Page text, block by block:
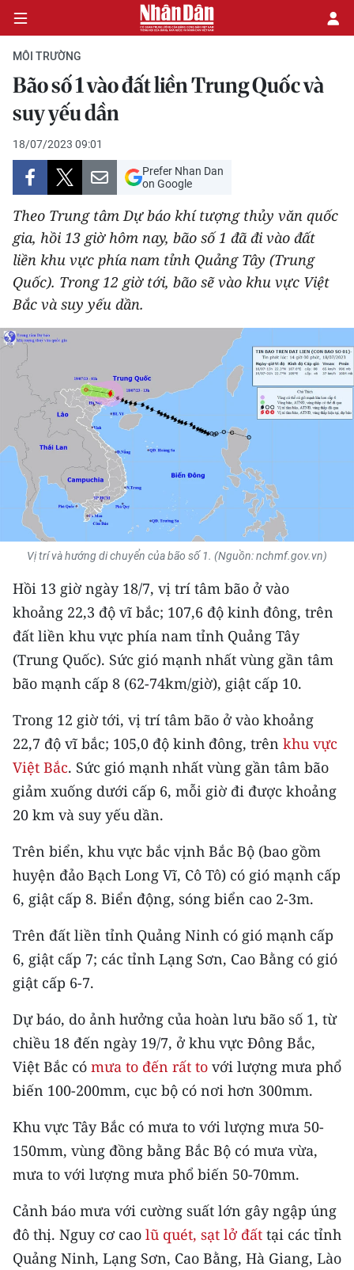
CHÍNH TRỊ
KINH TẾ
VĂN HÓA
XÃ HỘI
PHÁP LUẬT
DU LỊCH
THẾ GIỚI
THỂ THAO
GIÁO DỤC
Y TẾ
KHOA HỌC - CÔNG NGHỆ
MÔI TRƯỜNG
BẠN ĐỌC
KIỂM CHỨNG THÔNG TIN
TRI THỨC CHUYÊN SÂU
54 DÂN TỘC VIỆT NAM
CHƯƠNG TRÌNH OCOP - MỖI XÃ
MỘT SẢN PHẨM
RADIO
MEDIA CENTER
E-Magazine
Video
Media Chính trị
Media Kinh tế
Media Xã hội
Media Pháp luật
Media Thế giới
Media Thể thao
Media Giáo dục
Media Y tế
MÔI TRƯỜNG
Bão số 1 vào đất liền Trung Quốc và
suy yếu dần
18/07/2023 09:01
Prefer Nhan Dan
on Google
Theo Trung tâm Dự báo khí tượng thủy văn quốc
gia, hồi 13 giờ hôm nay, bão số 1 đã đi vào đất
liền khu vực phía nam tỉnh Quảng Tây (Trung
Quốc). Trong 12 giờ tới, bão sẽ vào khu vực Việt
Bắc và suy yếu dần.
Vị trí và hướng di chuyển của bão số 1. (Nguồn: nchmf.gov.vn)
Hồi 13 giờ ngày 18/7, vị trí tâm bão ở vào
khoảng 22,3 độ vĩ bắc; 107,6 độ kinh đông, trên
đất liền khu vực phía nam tỉnh Quảng Tây
(Trung Quốc). Sức gió mạnh nhất vùng gần tâm
bão mạnh cấp 8 (62-74km/giờ), giật cấp 10.
Trong 12 giờ tới, vị trí tâm bão ở vào khoảng
22,7 độ vĩ bắc; 105,0 độ kinh đông, trên khu vực
Việt Bắc. Sức gió mạnh nhất vùng gần tâm bão
giảm xuống dưới cấp 6, mỗi giờ đi được khoảng
20 km và suy yếu dần.
Trên biển, khu vực bắc vịnh Bắc Bộ (bao gồm
huyện đảo Bạch Long Vĩ, Cô Tô) có gió mạnh cấp
6, giật cấp 8. Biển động, sóng biển cao 2-3m.
Trên đất liền tỉnh Quảng Ninh có gió mạnh cấp
6, giật cấp 7; các tỉnh Lạng Sơn, Cao Bằng có gió
giật cấp 6-7.
Dự báo, do ảnh hưởng của hoàn lưu bão số 1, từ
chiều 18 đến ngày 19/7, ở khu vực Đông Bắc,
Việt Bắc có mưa to đến rất to với lượng mưa phổ
biến 100-200mm, cục bộ có nơi hơn 300mm.
Khu vực Tây Bắc có mưa to với lượng mưa 50-
150mm, vùng đồng bằng Bắc Bộ có mưa vừa,
mưa to với lượng mưa phổ biến 50-70mm.
Cảnh báo mưa với cường suất lớn gây ngập úng
đô thị. Nguy cơ cao lũ quét, sạt lở đất tại các tỉnh
Quảng Ninh, Lạng Sơn, Cao Bằng, Hà Giang, Lào